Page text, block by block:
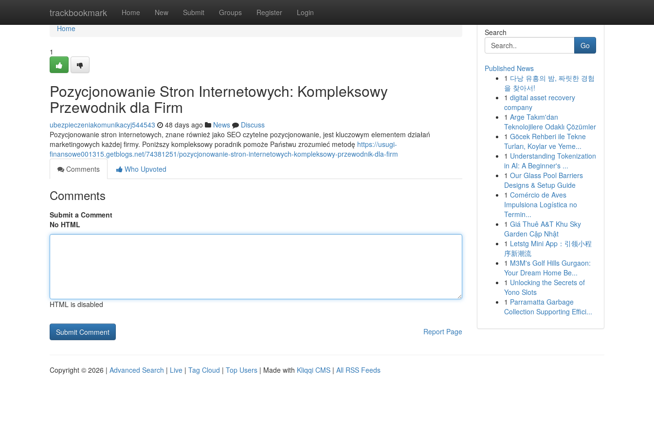
trackbookmark Home New Submit Groups Register Login
Home
Home
1
Pozycjonowanie Stron Internetowych: Kompleksowy
Przewodnik dla Firm
ubezpieczeniakomunikacyj544543 48 days ago News
Discuss
Pozycjonowanie stron internetowych, znane również jako SEO czytelne pozycjonowanie, jest kluczowym elementem działań
marketingowych każdej firmy. Poniższy kompleksowy poradnik pomoże Państwu zrozumieć metodę https://usugi-
finansowe001315.getblogs.net/74381251/pozycjonowanie-stron-internetowych-kompleksowy-przewodnik-dla-firm
Comments
Who Upvoted
Comments
Submit a Comment
No HTML
HTML is disabled
Report Page
Search
Go
Published News
1 다낭 유흥의 밤, 짜릿한 경험
을 찾아서!
1 digital asset recovery
company
1 Arge Takım'dan
Teknolojilere Odaklı Çözümler
1 Göcek Rehberi ile Tekne
Turları, Koylar ve Yeme...
1 Understanding Tokenization
in AI: A Beginner's ...
1 Our Glass Pool Barriers
Designs & Setup Guide
1 Comércio de Aves
Impulsiona Logística no
Termin...
1 Giá Thuê A&T Khu Sky
Garden Cập Nhật
1 Letstg Mini App：引领小程
序新潮流
1 M3M's Golf Hills Gurgaon:
Your Dream Home Be...
1 Unlocking the Secrets of
Yono Slots
1 Parramatta Garbage
Collection Supporting Effici...
Copyright © 2026 | Advanced Search | Live | Tag Cloud | Top Users | Made with Kliqqi CMS | All RSS Feeds